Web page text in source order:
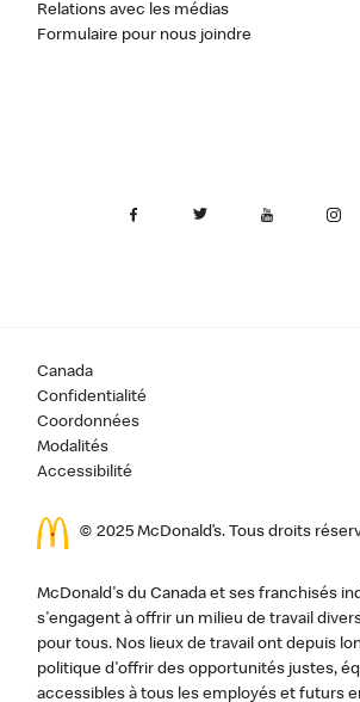
Relations avec les médias
Formulaire pour nous joindre
Canada
Confidentialité
Coordonnées
Modalités
Accessibilité
© 2025 McDonald’s. Tous droits
McDonald's du Canada et ses franchisés
s'engagent à offrir un milieu de travail
pour tous. Nos lieux de travail ont depuis
politique d'offrir des opportunités justes,
accessibles à tous les employés et futurs